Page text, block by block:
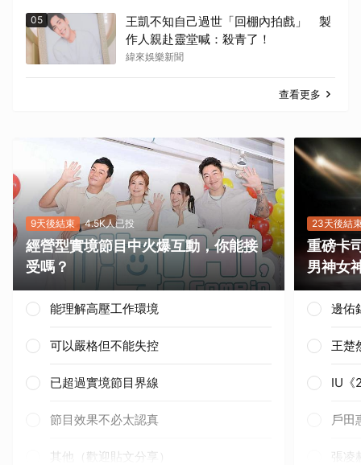
05
王凱不知自己過世「回棚內拍戲」 製
作人親赴靈堂喊：殺青了！
緯來娛樂新聞
查看更多
9天後結束 4.5K人已投
經營型實境節目中火爆互動，你能接
受嗎？
能理解高壓工作環境
可以嚴格但不能失控
已超過實境節目界線
節目效果不必太認真
其他（歡迎貼文分享）
23天後結
重磅卡
男神女
邊佑
王楚
IU《
戶田
張凌